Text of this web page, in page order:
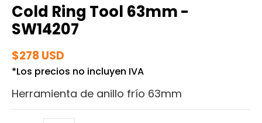
Cold Ring Tool 63mm -
SW14207
$278 USD
*Los precios no incluyen IVA
Herramienta de anillo frío 63mm